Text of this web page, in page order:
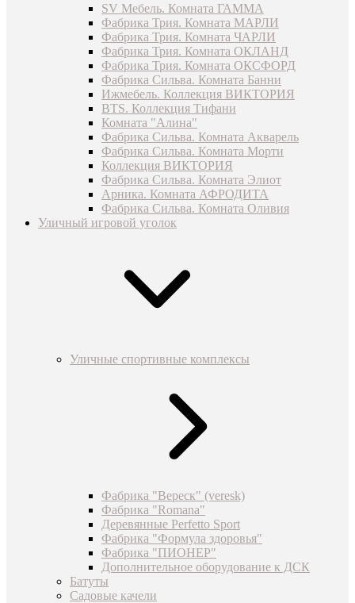
SV Мебель. Комната ГАММА
Фабрика Трия. Комната МАРЛИ
Фабрика Трия. Комната ЧАРЛИ
Фабрика Трия. Комната ОКЛАНД
Фабрика Трия. Комната ОКСФОРД
Фабрика Сильва. Комната Банни
Ижмебель. Коллекция ВИКТОРИЯ
BTS. Коллекция Тифани
Комната "Алина"
Фабрика Сильва. Комната Акварель
Фабрика Сильва. Комната Морти
Коллекция ВИКТОРИЯ
Фабрика Сильва. Комната Элиот
Арника. Комната АФРОДИТА
Фабрика Сильва. Комната Оливия
Уличный игровой уголок
Уличные спортивные комплексы
Фабрика "Вереск" (veresk)
Фабрика "Romana"
Деревянные Perfetto Sport
Фабрика "Формула здоровья"
Фабрика "ПИОНЕР"
Дополнительное оборудование к ДСК
Батуты
Садовые качели